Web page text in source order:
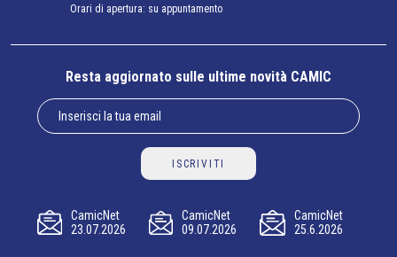
Orari di apertura: su appuntamento
Resta aggiornato sulle ultime novità CAMIC
ISCRIVITI
CamicNet
23.07.2026
CamicNet
09.07.2026
CamicNet
25.6.2026